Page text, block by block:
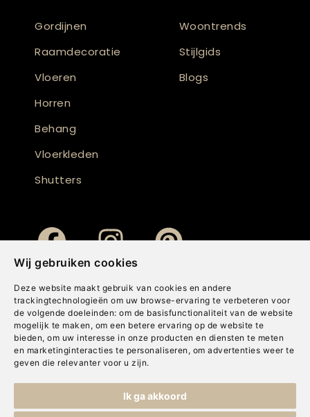
Wij gebruiken cookies
Deze website maakt gebruik van cookies en andere
trackingtechnologieën om uw browse-ervaring te verbeteren voor
de volgende doeleinden: om de basisfunctionaliteit van de website
mogelijk te maken , om een betere ervaring op de website te
bieden, om uw interesse in onze producten en diensten te meten
en marketinginteracties te personaliseren , om advertenties weer te
geven die relevanter voor u zijn.
Ik ga akkoord
Gordijnen
Raamdecoratie
Vloeren
Horren
Behang
Vloerkleden
Shutters
Woontrends
Stijlgids
Blogs
Cookies